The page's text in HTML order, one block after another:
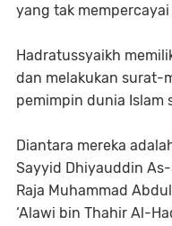
yang tak mempercayai
Hadratussyaikh
dan melakukan surat-
pemimpin dunia Islam
Diantara mereka
Sayyid Dhiyauddin
Raja Muhammad
‘Alawi bin Thahir Al-